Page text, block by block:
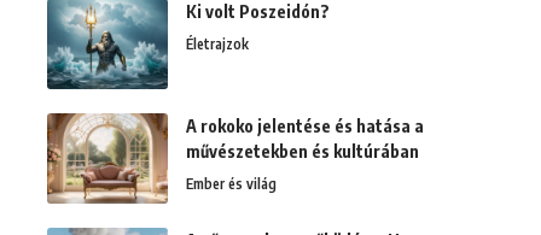
Ki volt Poszeidón?
Életrajzok
A rokoko jelentése és hatása a
művészetekben és kultúrában
Ember és világ